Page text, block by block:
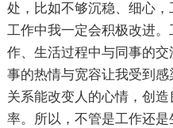
处，比如不够沉稳、细心
工作中我一定会积极改进
作、生活过程中与同事的
事的热情与宽容让我受到
关系能改变人的心情，创
率。所以，不管是工作还是